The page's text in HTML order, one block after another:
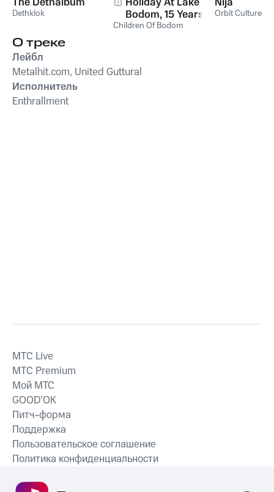
Dethklok
Bodom, 15 Years of
Wasted Youth
Children Of Bodom
Orbit Culture
О треке
Лейбл
Metalhit.com, United Guttural
Исполнитель
Enthrallment
MTС Live
MTС Premium
Мой МТС
GOOD’OK
Питч-форма
Поддержка
Пользовательское соглашение
Политика конфиденциальности